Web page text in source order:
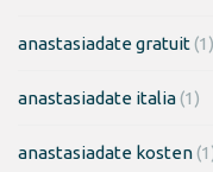
anastasiadate gratuit(1)
anastasiadate italia(1)
anastasiadate kosten